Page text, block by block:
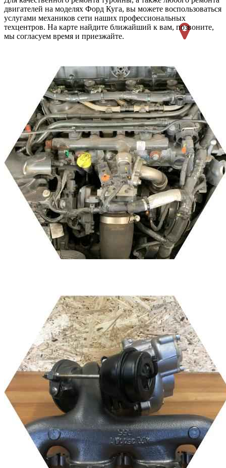
двигателей на моделях Форд Куга, вы можете воспользоваться
услугами механиков сети наших профессиональных
техцентров. На карте найдите ближайший к вам, позвоните,
мы согласуем время и приезжайте.